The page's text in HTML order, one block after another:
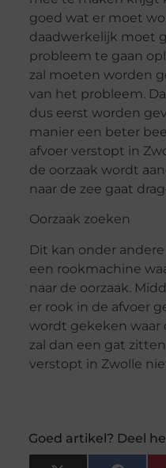
goed wat er moet
daadwerkelijk moet
probleem te gaan
zal moeten worden
van het probleem.
dus eerst worden
manier een beter
afvoer verstopt in
de oorzaak wordt
naar de zee gaat
Oorzaak zoeken
Dit kan onder
een rookmachine
naar de oorzaak.
er rook in de afvoer
wordt gekeken waar
zal dan een gat
verstopt in Zwolle
Goed artikel? Deel